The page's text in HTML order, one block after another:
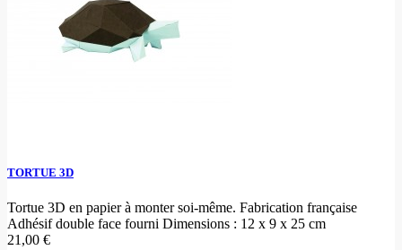
TORTUE 3D
Tortue 3D en papier à monter soi-même. Fabrication française
Adhésif double face fourni Dimensions : 12 x 9 x 25 cm
21,00 €